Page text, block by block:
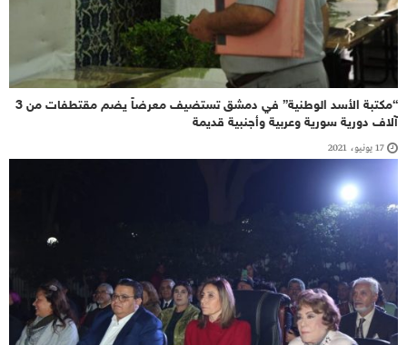
“مكتبة الأسد الوطنية” في دمشق تستضيف معرضاً يضم مقتطفات من 3
آلاف دورية سورية وعربية وأجنبية قديمة
17 يونيو، 2021